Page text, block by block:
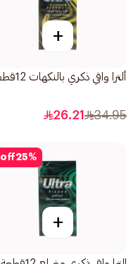
+
ألترا واقي ذكري بالنكهات 12قطعة
34.95
26.21
25%
off
+